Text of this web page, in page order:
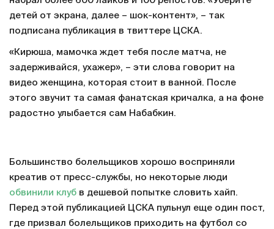
детей от экрана, далее – шок-контент», – так
подписана публикация в твиттере ЦСКА.
«Кирюша, мамочка ждет тебя после матча, не
задерживайся, ухажер», – эти слова говорит на
видео женщина, которая стоит в ванной. После
этого звучит та самая фанатская кричалка, а на фоне
радостно улыбается сам Набабкин.
Большинство болельщиков хорошо восприняли
креатив от пресс-службы, но некоторые люди
обвинили клуб в дешевой попытке словить хайп.
Перед этой публикацией ЦСКА пульнул еще один пост,
где призвал болельщиков приходить на футбол со